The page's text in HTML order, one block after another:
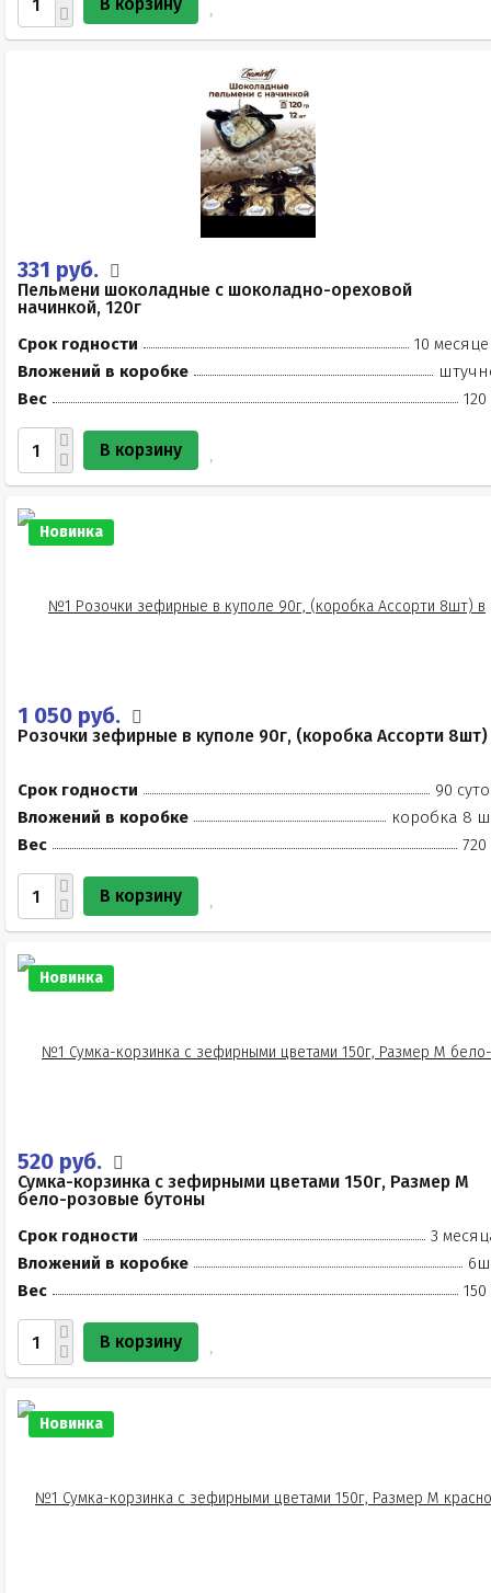
331 руб.
Пельмени шоколадные с шоколадно-ореховой
начинкой, 120г
Срок годности
10
Вложений в коробке
Вес
120
В корзину
Новинка
1 050 руб.
Розочки зефирные в куполе 90г, (коробка Ассорти 8шт)
Срок годности
90
Вложений в коробке
коробка 8
Вес
720
В корзину
Новинка
520 руб.
Сумка-корзинка с зефирными цветами 150г, Размер М
бело-розовые бутоны
Срок годности
3
Вложений в коробке
Вес
150
В корзину
Новинка